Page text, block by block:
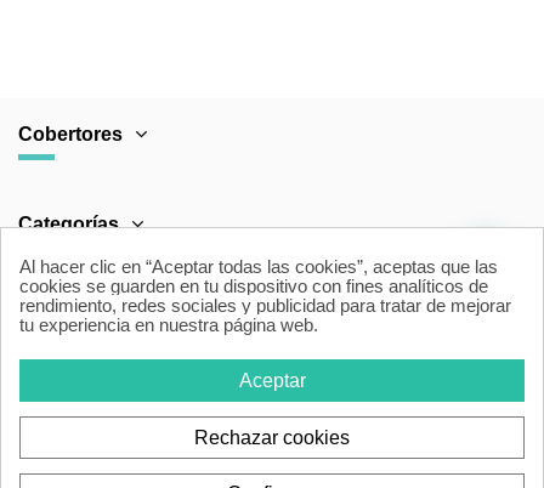
Cobertores
Categorías
Área Legal
Contacto
Al hacer clic en “Aceptar todas las cookies”, aceptas que las
cookies se guarden en tu dispositivo con fines analíticos de
rendimiento, redes sociales y publicidad para tratar de mejorar
tu experiencia en nuestra página web.
Aceptar
Rechazar cookies